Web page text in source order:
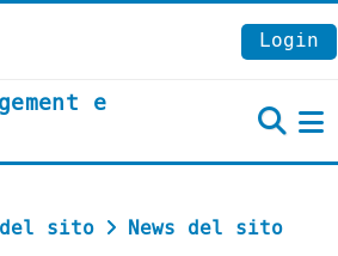
Login
e
del sito News del sito